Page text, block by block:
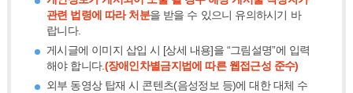
관련 법령에 따라 처분을 받을 수 있으니 유의하시기 바
랍니다.
게시글에 이미지 삽입 시 [상세 내용]을 “그림설명”에 입력
해야 합니다.(장애인차별금지법에 따른 웹접근성 준수)
외부 동영상 탑재 시 콘텐츠(음성정보 등)에 대한 대체 수